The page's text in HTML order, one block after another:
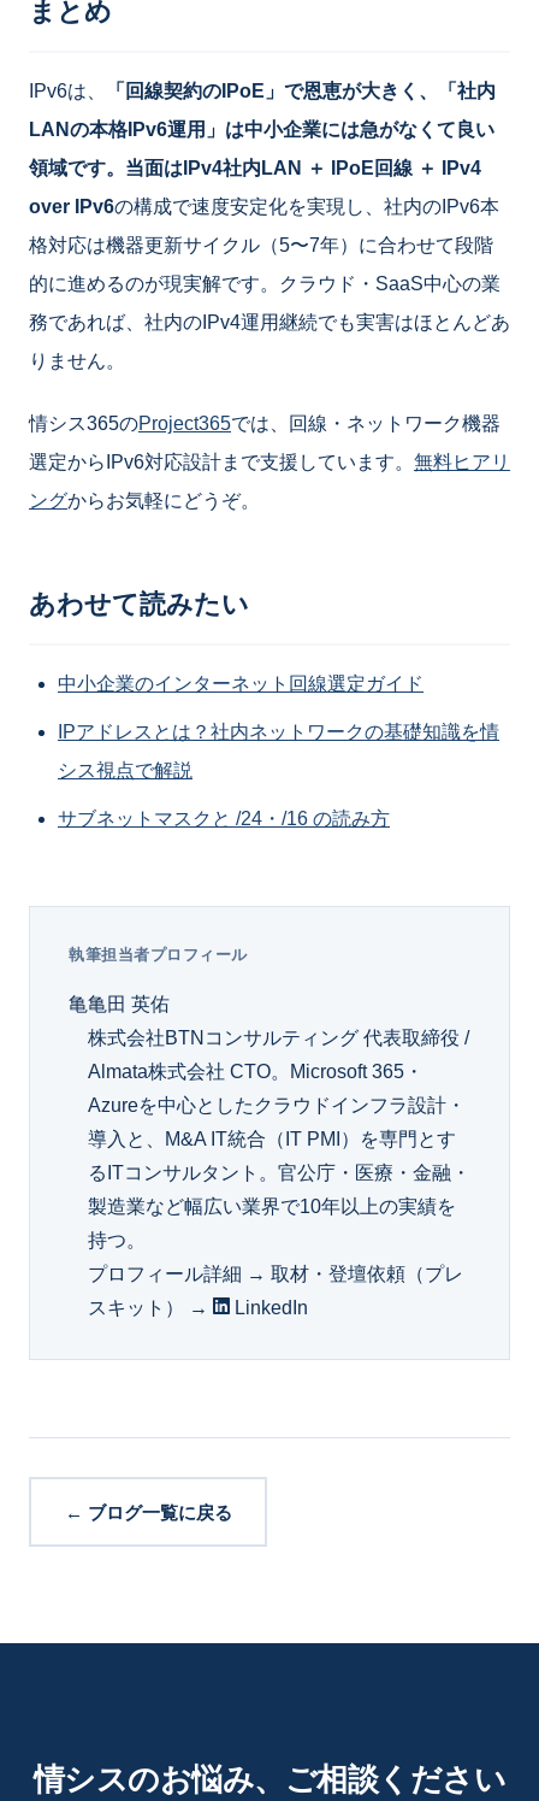
まとめ
IPv6は、 「回線契約のIPoE」 で恩恵が大きく、
「社内
LANの本格IPv6運用」 は中小企業には急がなくて良い
領域です。当面は IPv4社内LAN ＋ IPoE回線 ＋ IPv4
over IPv6の構成で速度安定化を実現し、社内のIPv6本
格対応は機器更新サイクル（5〜7年）に合わせて段階
的に進めるのが現実解です。クラウド・SaaS中心の業
務であれば、社内のIPv4運用継続でも実害はほとんどあ
りません。
情シス365のProject365では、回線・ネットワーク機器
選定からIPv6対応設計まで支援しています。 無料ヒアリ
ングからお気軽にどうぞ。
あわせて読みたい
中小企業のインターネット回線選定ガイド
IPアドレスとは？社内ネットワークの基礎知識を情
シス視点で解説
サブネットマスクと /24・/16 の読み方
執筆担当者プロフィール
亀亀田 英佑
株式会社BTNコンサルティング 代表取締役 /
Almata株式会社 CTO。Microsoft 365・
Azureを中心としたクラウドインフラ設計・
導入と、M&A IT統合（IT PMI）を専門とす
るITコンサルタント。官公庁・医療・金融・
製造業など幅広い業界で10年以上の実績を
持つ。
プロフィール詳細 → 取材・登壇依頼（プレ
スキット） →
LinkedIn
← ブログ一覧に戻る
情シスのお悩み、ご相談ください